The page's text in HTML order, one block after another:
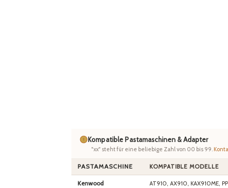
Kompatible Pastamaschinen & Adapter
"xx" steht für eine beliebige Zahl von 00 bis 99.
PASTAMASCHINE KOMPATIBLE MODELLE
Kenwood AT910, AX910, KAX910ME,